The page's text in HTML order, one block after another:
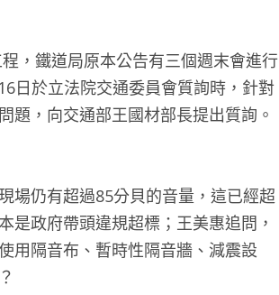
，鐵道局原本公告有三個週末會進行
日於立法院交通委員會質詢時，針對
題，向交通部王國材部長提出質詢。
場仍有超過85分貝的音量，這已經超
是政府帶頭違規超標；王美惠追問，
用隔音布、暫時性隔音牆、減震設